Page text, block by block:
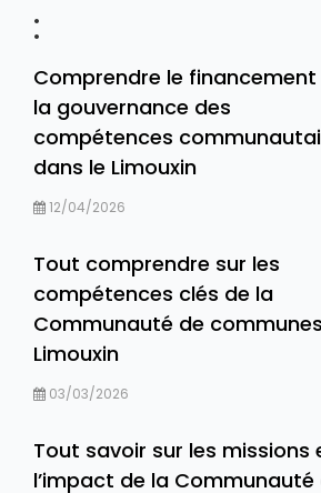
:
Comprendre le
la gouvernance des
compétences
dans le Limouxin
12/04/2026
Tout comprendre sur les
compétences clés de la
Communauté de
Limouxin
03/03/2026
Tout savoir sur les missions
l’impact de la Communauté